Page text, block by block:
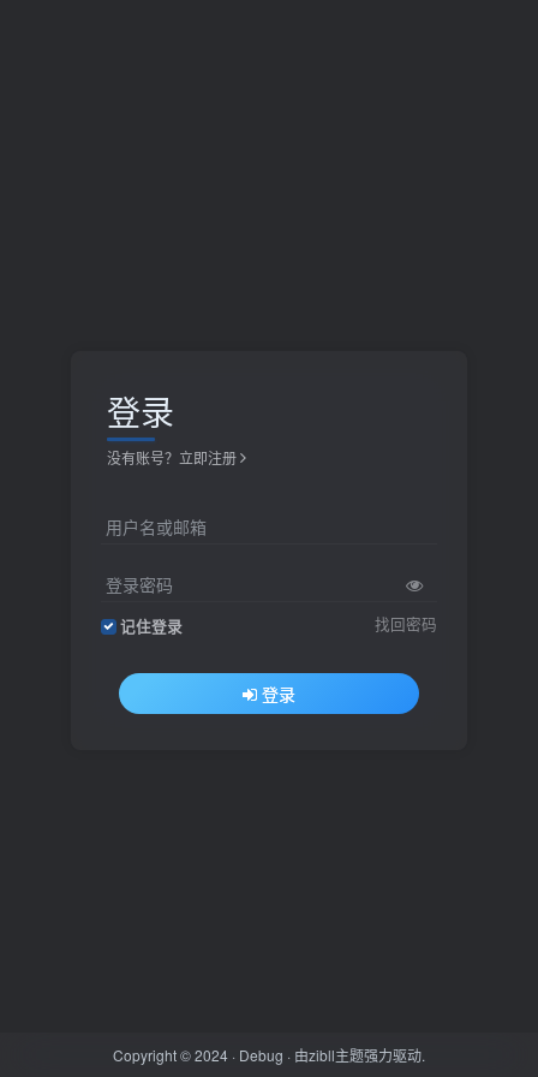
登录
没有账号？立即注册
用户名或邮箱
登录密码
记住登录 找回密码
登录
Copyright © 2024 · Debug · 由zibll主题强力驱动.